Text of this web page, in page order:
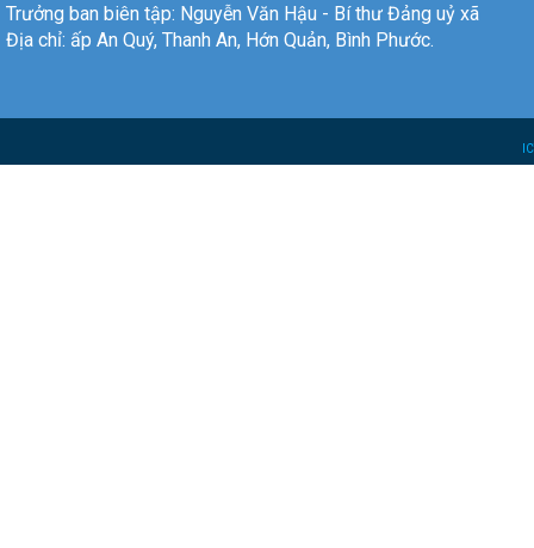
Trưởng ban biên tập: Nguyễn Văn Hậu - Bí thư Đảng uỷ xã
Địa chỉ: ấp An Quý, Thanh An, Hớn Quản, Bình Phước.